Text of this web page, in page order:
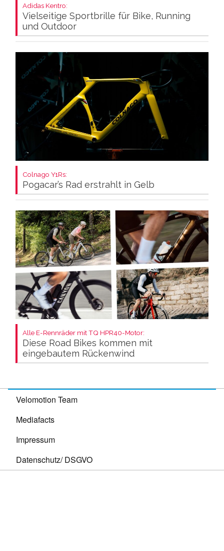
Adidas Kentro:
Vielseitige Sportbrille für Bike, Running
und Outdoor
Colnago Y1Rs:
Pogacar’s Rad erstrahlt in Gelb
Alle E-Rennräder mit TQ HPR40-Motor:
Diese Road Bikes kommen mit
eingebautem Rückenwind
Velomotion Team
Mediafacts
Impressum
Datenschutz/ DSGVO